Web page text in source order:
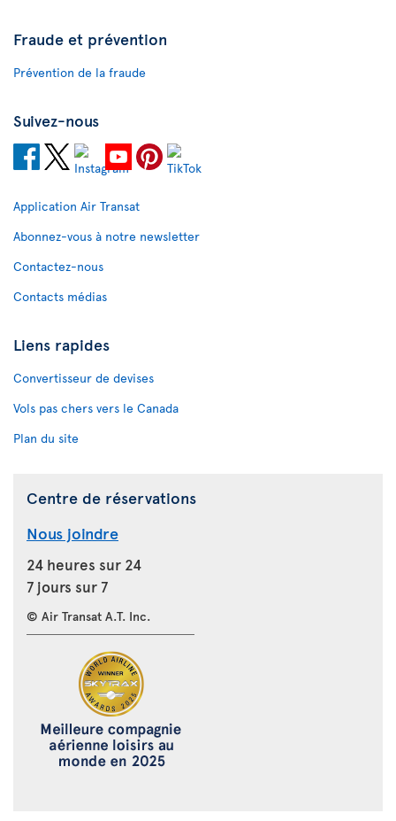
Fraude et prévention
Prévention de la fraude
Suivez-nous
Application Air Transat
Abonnez-vous à notre newsletter
Contactez-nous
Contacts médias
Liens rapides
Convertisseur de devises
Vols pas chers vers le Canada
Plan du site
Centre de réservations
Nous joindre
24 heures sur 24
7 jours sur 7
© Air Transat A.T. Inc.